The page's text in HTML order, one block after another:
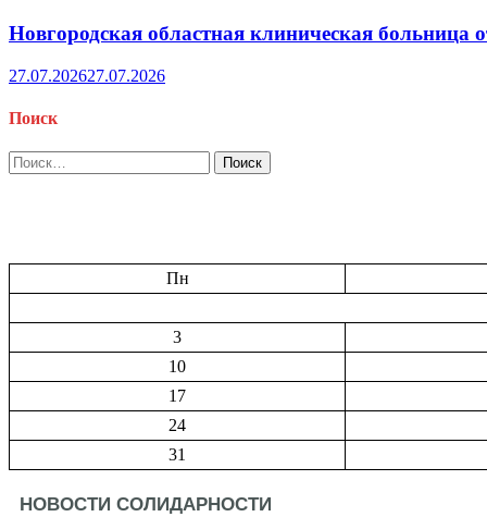
Новгородская областная клиническая больница
27.07.202627.07.2026
Поиск
Найти:
Пн
3
10
17
24
31
НОВОСТИ СОЛИДАРНОСТИ